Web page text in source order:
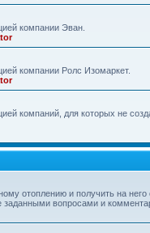
компании Эван.
компании Ролс Изомаркет.
компаний, для которых не
отоплению и получить на него
заданными вопросами и